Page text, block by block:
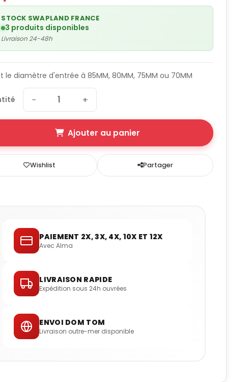
STOCK SWAPLAND FRANCE
3 produits disponibles
Livraison 24-48h
le diamètre d'entrée à 85MM, 80MM, 75MM ou 70MM
− +
Ajouter au panier
Wishlist Partager
PAIEMENT 2X, 3X, 4X, 10X ET 12X
Avec Alma
LIVRAISON RAPIDE
Expédition sous 24h ouvrées
ENVOI DOM TOM
Livraison outre-mer disponible